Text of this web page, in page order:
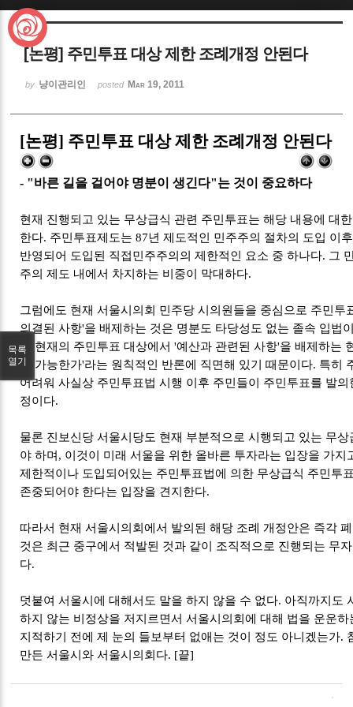
[논평] 주민투표 대상 제한 조례개정 안된다
by 냥이관리인 posted Mar 19, 2011
[논평] 주민투표 대상 제한 조례개정 안된다
- "바른 길을 걸어야 명분이 생긴다"는 것이 중요하다
현재 진행되고 있는 무상급식 관련 주민투표는 해당 내용에 대
한다. 주민투표제도는 87년 제도적인 민주주의 절차의 도입 이
반영되어 도입된 직접민주주의의 제한적인 요소 중 하나다. 그
주의 제도 내에서 차지하는 비중이 막대하다.
그럼에도 현재 서울시의회 민주당 시의원들을 중심으로 주민투
의결된 사항'을 배제하는 것은 명분도 타당성도 없는 졸속 입법
려 현재의 주민투표 대상에서 '예산과 관련된 사항'을 배제하는
이 가능한가'라는 원칙적인 반론에 직면해 있기 때문이다. 특히
어려워 사실상 주민투표법 시행 이후 주민들이 주민투표를 발
정이다.
물론 진보신당 서울시당도 현재 부분적으로 시행되고 있는 무
야 하며, 이것이 미래 서울을 위한 올바른 투자라는 입장을 가지
제한적이나 도입되어있는 주민투표법에 의한 무상급식 주민투
존중되어야 한다는 입장을 견지한다.
따라서 현재 서울시의회에서 발의된 해당 조례 개정안은 즉각
것은 최근 중구에서 적발된 것과 같이 조직적으로 진행되는 무
다.
덧붙여 서울시에 대해서도 말을 하지 않을 수 없다. 아직까지도
하지 않는 비정상을 저지르면서 서울시의회에 대해 법을 운운
지적하기 전에 제 눈의 들보부터 없애는 것이 정도 아니겠는가.
만든 서울시와 서울시의회다. [끝]
목록
열기
Sketchbook5, 스케치북5
Sketchbook5, 스케치북5